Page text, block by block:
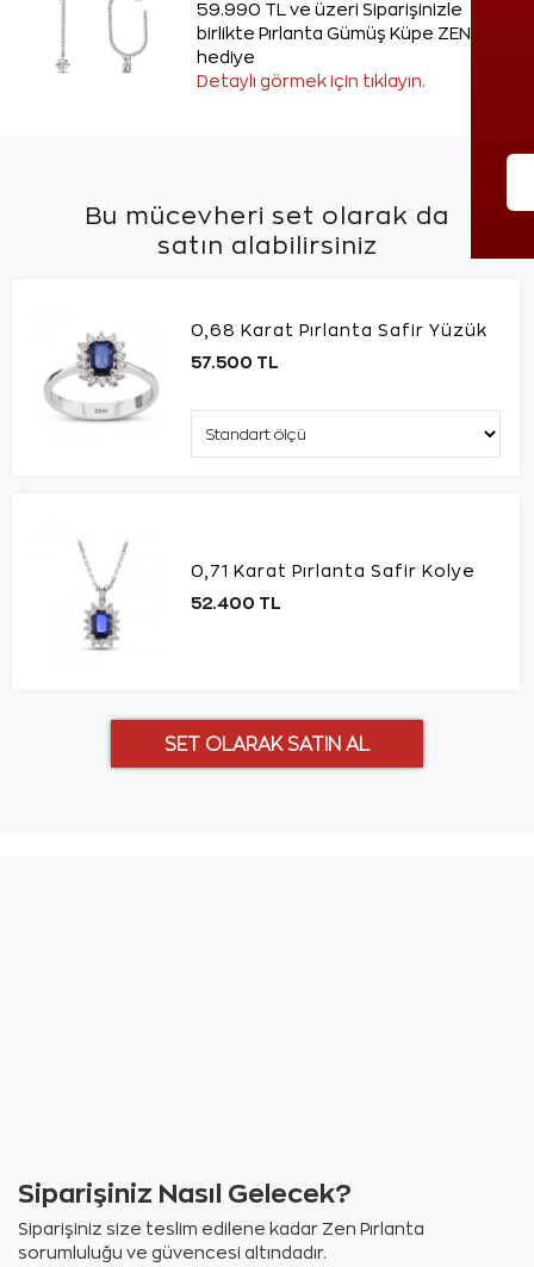
59.990 TL ve üzeri Siparişinizle
birlikte Pırlanta Gümüş Küpe ZEN'den
hediye
Detaylı görmek için tıklayın.
Bu mücevheri set olarak da
satın alabilirsiniz
0,68 Karat Pırlanta Safir Yüzük
57.500 TL
0,71 Karat Pırlanta Safir Kolye
52.400 TL
Siparişiniz Nasıl Gelecek?
Siparişiniz size teslim edilene kadar Zen Pırlanta
sorumluluğu ve güvencesi altındadır.